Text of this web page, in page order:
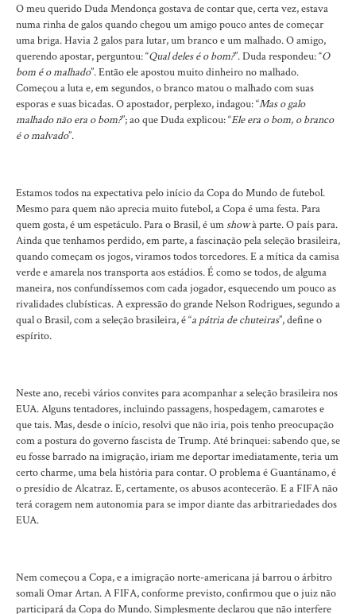
O meu querido Duda Mendonça gostava de contar que, certa vez, estava
numa rinha de galos quando chegou um amigo pouco antes de começar
uma briga. Havia 2 galos para lutar, um branco e um malhado. O amigo,
querendo apostar, perguntou: “Qual deles é o bom?”. Duda respondeu: “O
bom é o malhado”. Então ele apostou muito dinheiro no malhado.
Começou a luta e, em segundos, o branco matou o malhado com suas
esporas e suas bicadas. O apostador, perplexo, indagou: “Mas o galo
malhado não era o bom?”; ao que Duda explicou: “Ele era o bom, o branco
é o malvado”.
Estamos todos na expectativa pelo início da Copa do Mundo de futebol.
Mesmo para quem não aprecia muito futebol, a Copa é uma festa. Para
quem gosta, é um espetáculo. Para o Brasil, é umshowà parte. O país para.
Ainda que tenhamos perdido, em parte, a fascinação pela seleção brasileira,
quando começam os jogos, viramos todos torcedores. E a mítica da camisa
verde e amarela nos transporta aos estádios. É como se todos, de alguma
maneira, nos confundíssemos com cada jogador, esquecendo um pouco as
rivalidades clubísticas. A expressão do grande Nelson Rodrigues, segundo a
qual o Brasil, com a seleção brasileira, é “a pátria de chuteiras”, define o
espírito.
Neste ano, recebi vários convites para acompanhar a seleção brasileira nos
EUA. Alguns tentadores, incluindo passagens, hospedagem, camarotes e
que tais. Mas, desde o início, resolvi que não iria, pois tenho preocupação
com a postura do governo fascista de Trump. Até brinquei: sabendo que, se
eu fosse barrado na imigração, iriam me deportar imediatamente, teria um
certo charme, uma bela história para contar. O problema é Guantánamo, é
o presídio de Alcatraz. E, certamente, os abusos acontecerão. E a FIFA não
terá coragem nem autonomia para se impor diante das arbitrariedades dos
EUA.
Nem começou a Copa, e a imigração norte-americana já barrou o árbitro
somali Omar Artan. A FIFA, conforme previsto, confirmou que o juiz não
participará da Copa do Mundo. Simplesmente declarou que não interfere